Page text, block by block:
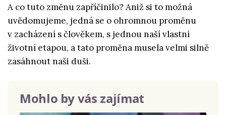
A co tuto změnu zapříčinilo? Aniž si to možná
uvědomujeme, jedná se o ohromnou proměnu
v zacházení s člověkem, s jednou naší vlastní
životní etapou, a tato proměna musela velmi silně
zasáhnout naši duši.
Mohlo by vás zajímat